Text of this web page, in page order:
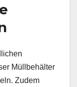
Müllbehälter
Zudem